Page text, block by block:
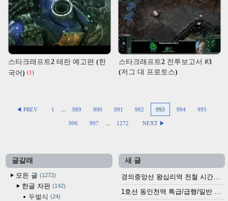
스타크래프트2 테란 예고편 (한
국어)(1)
스타크래프트2 전투보고서 #3
(저그 대 프로토스)
◀ PREV 1 989 990 991 992 993 994 995
996 997 1272 NEXT ▶
글갈래
모든 글
1272
한글 자판 142
두벌식 24
새 글
경의중앙선 왕십리역 전철 시간표 (2026.4.20~)